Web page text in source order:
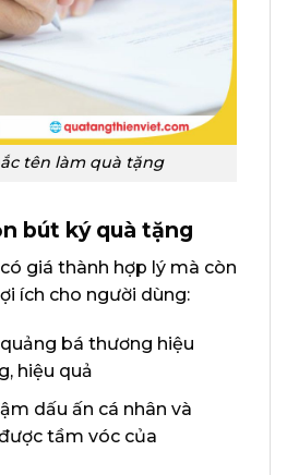
tên làm quà tặng
bút ký quà tặng
giá thành hợp lý mà còn
ích cho người dùng:
bá thương hiệu
hiệu quả
dấu ấn cá nhân và
tầm vóc của